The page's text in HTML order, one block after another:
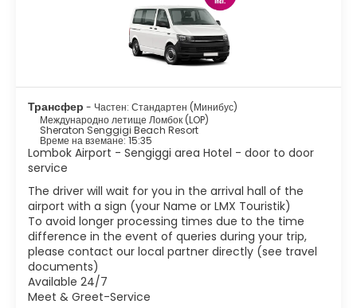
стил. Популярна дестинация за екскурзии са 3-те острова
Гили с техните бели плажове. Месеците от април до ноември
са най-доброто време за пътуване. В извън сезона е по-
тихо, морето може да бъде разтревожено и евентуално да не
Трансфер - Частен: Стандартен (Минибус)
Международно летище Ломбок (LOP)
Sheraton Senggigi Beach Resort
Време на вземане: 15:35
Lombok Airport - Sengiggi area Hotel - door to door
service
The driver will wait for you in the arrival hall of the
airport with a sign (your Name or LMX Touristik)
To avoid longer processing times due to the time
difference in the event of queries during your trip,
please contact our local partner directly (see travel
documents)
Available 24/7
Meet & Greet-Service